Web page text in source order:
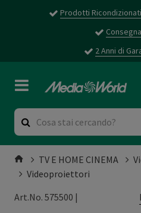
Prodotti
2 Anni di
TV E HOME CINEMA
Videoproiettori
Art.No. 575500 |